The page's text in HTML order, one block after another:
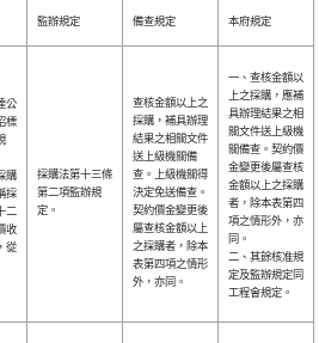
監辦規定 備查規定 本府規定
公
標
購
採
二
收
從
採購法第十三條
第二項監辦規
定。
查核金額以上之
採購，補具辦理
結果之相關文件
送上級機關備
查。上級機關得
決定免送備查。
契約價金變更後
屬查核金額以上
之採購者，除本
表第四項之情形
外，亦同。
一、查核金額以
上之採購，應補
具辦理結果之相
關文件送上級機
關備查。契約價
金變更後屬查核
金額以上之採購
者，除本表第四
項之情形外，亦
同。
二、其餘核准規
定及監辦規定同
工程會規定。